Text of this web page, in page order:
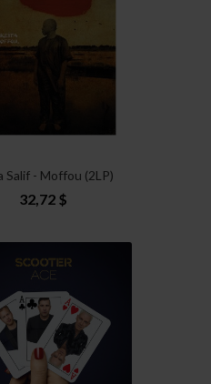
Salif - Moffou (2LP)
32,72 $